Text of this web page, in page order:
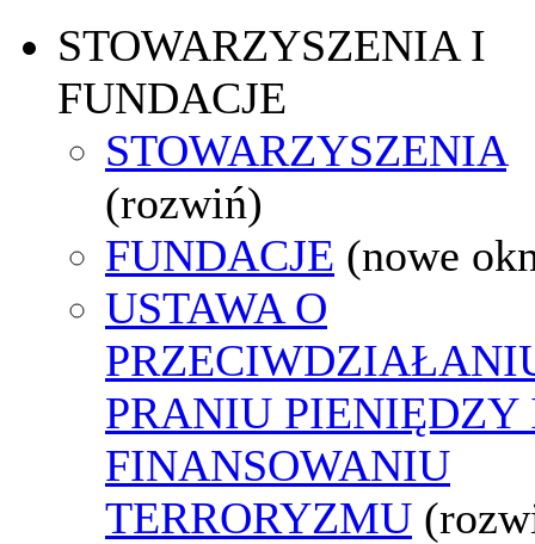
STOWARZYSZENIA I
FUNDACJE
STOWARZYSZENIA
(rozwiń)
FUNDACJE (nowe
USTAWA O
PRANIU PIENIĘDZY
FINANSOWANIU
TERRORYZMU